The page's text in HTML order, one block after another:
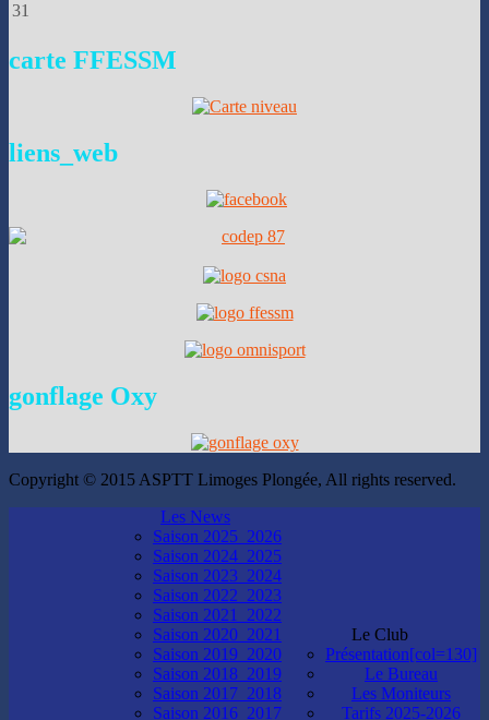
31
carte FFESSM
liens_web
gonflage Oxy
Copyright © 2015 ASPTT Limoges Plongée, All rights reserved.
Les News
Saison 2025_2026
Saison 2024_2025
Saison 2023_2024
Saison 2022_2023
Saison 2021_2022
Saison 2020_2021
Saison 2019_2020
Saison 2018_2019
Saison 2017_2018
Saison 2016_2017
Le Club
Présentation[col=130]
Le Bureau
Les Moniteurs
Tarifs 2025-2026